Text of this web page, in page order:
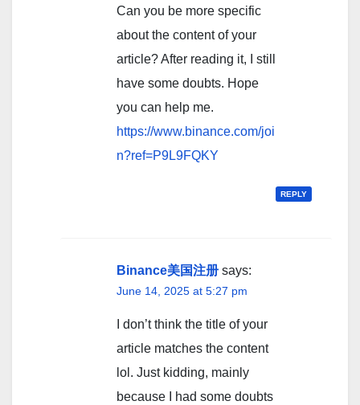
Can you be more specific
about the content of your
article? After reading it, I still
have some doubts. Hope
you can help me.
https://www.binance.com/joi
n?ref=P9L9FQKY
REPLY
Binance美国注册 says:
June 14, 2025 at 5:27 pm
I don’t think the title of your
article matches the content
lol. Just kidding, mainly
because I had some doubts